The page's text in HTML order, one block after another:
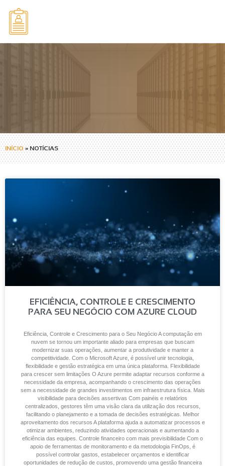
INÍCIO»NOTÍCIAS
EFICIÊNCIA, CONTROLE E CRESCIMENTO
PARA SEU NEGÓCIO COM AZURE CLOUD
Eficiência, Controle e Crescimento para o Seu Negócio A computação em
nuvem se tornou um importante aliado para empresas que buscam
modernizar suas operações, aumentar a produtividade e manter a
competitividade. Com o Microsoft Azure, é possível unir tecnologia,
flexibilidade e gestão estratégica em uma única plataforma. Flexibilidade
para crescer sem limitações O Azure permite adaptar recursos conforme a
necessidade da empresa, acompanhando o crescimento das operações
sem a necessidade de grandes investimentos em infraestrutura física. Mais
visibilidade para decisões assertivas Com painéis e relatórios
centralizados, gestores têm uma visão clara da utilização dos recursos,
facilitando o planejamento e a tomada de decisões estratégicas. Melhor
aproveitamento dos recursos A plataforma ajuda a automatizar processos e
otimizar ambientes, reduzindo atividades operacionais e aumentando a
eficiência das equipes. Controle financeiro com mais previsibilidade Com o
apoio de ferramentas de monitoramento e da metodologia FinOps, é
possível controlar gastos, estabelecer orçamentos e identificar
oportunidades de redução de custos, promovendo uma gestão financeira